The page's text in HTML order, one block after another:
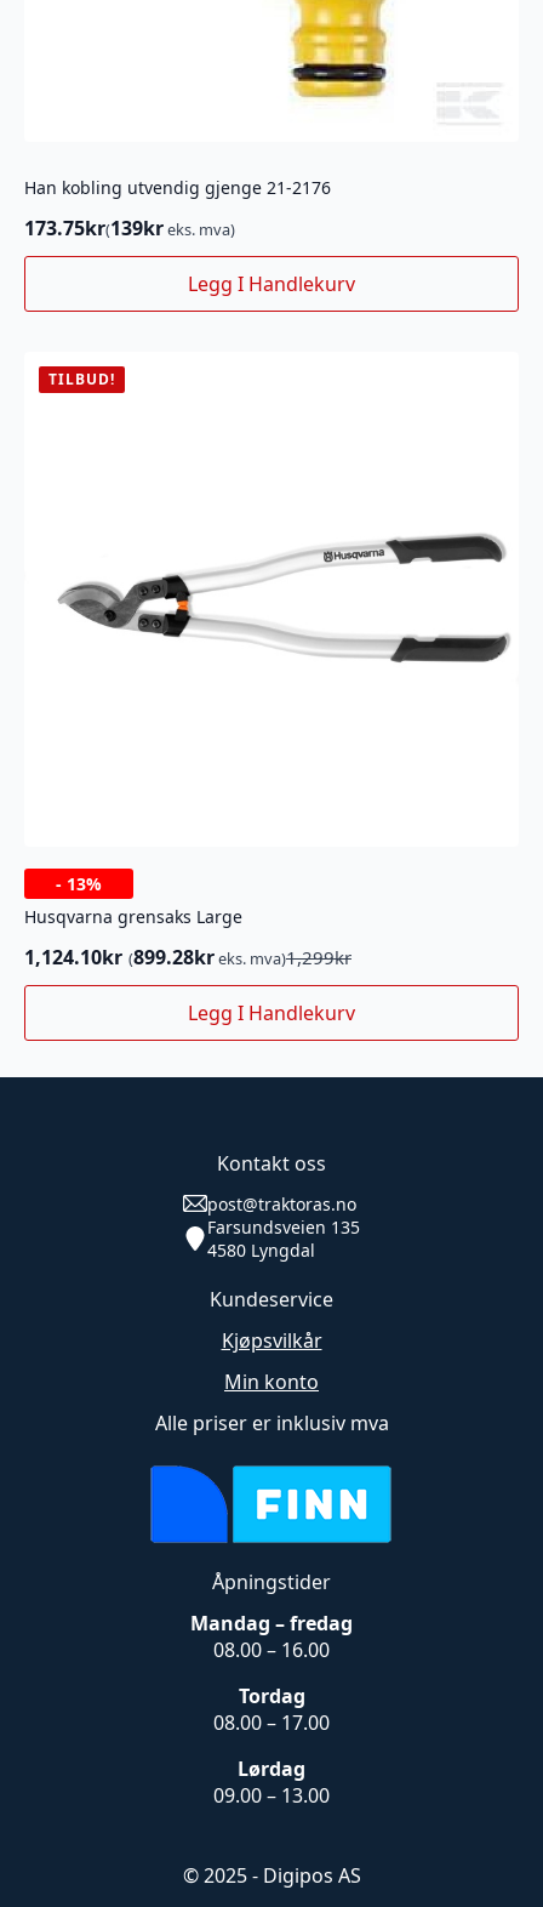
Han kobling utvendig gjenge 21-2176
173.75kr(139kreks. mva)
Legg I Handlekurv
TILBUD!
- 13%
Husqvarna grensaks Large
1,299kr
Opprinnelig
pris
1,299kr.
1,124.10kr
Nåværende
pris
1,124.10kr.
(899.28kreks. mva)
Legg I Handlekurv
Kontakt oss
post@traktoras.no
Farsundsveien 135
4580 Lyngdal
Kundeservice
Kjøpsvilkår
Min konto
Alle priser er inklusiv mva
Åpningstider
Mandag – fredag
08.00 – 16.00
Tordag
08.00 – 17.00
Lørdag
09.00 – 13.00
© 2025 - Digipos AS